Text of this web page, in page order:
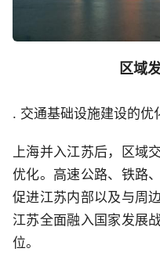
区域
. 交通基础设施建设的优
上海并入江苏后，区域
优化。高速公路、铁路
促进江苏内部以及与周
江苏全面融入国家发展
位。